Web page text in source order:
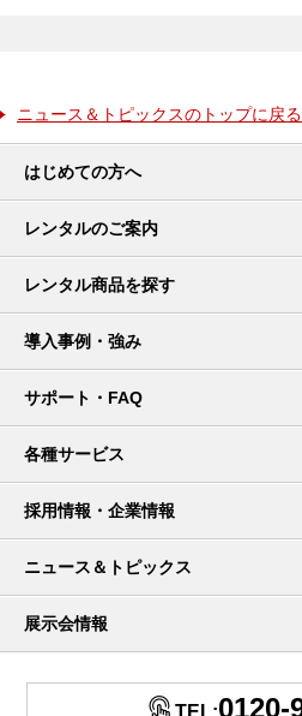
ニュース＆トピックスのトップに戻る
はじめての方へ
レンタルのご案内
レンタル商品を探す
導入事例・強み
サポート・FAQ
各種サービス
採用情報・企業情報
ニュース＆トピックス
展示会情報
TEL:0120-